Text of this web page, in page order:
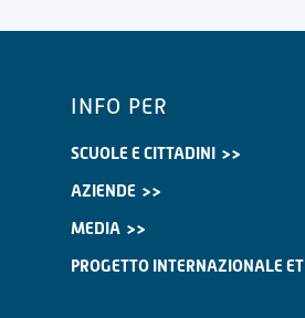
INFO PER
SCUOLE E CITTADINI
AZIENDE
MEDIA
PROGETTO INTERNAZIONALE ET